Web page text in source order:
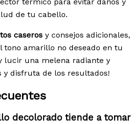
de tu cabello.
caseros y consejos adicionales,
tono amarillo no deseado en tu
lucir una melena radiante y
y disfruta de los resultados!
decolorado tiende a tomar